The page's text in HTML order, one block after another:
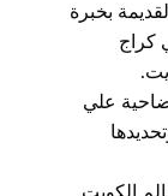
بخبرة
كراج
علي
الكويت